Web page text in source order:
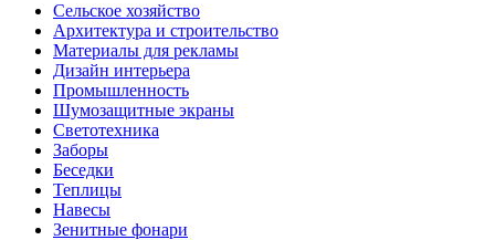
Сельское хозяйство
Архитектура и строительство
Материалы для рекламы
Дизайн интерьера
Промышленность
Шумозащитные экраны
Светотехника
Заборы
Беседки
Теплицы
Навесы
Зенитные фонари